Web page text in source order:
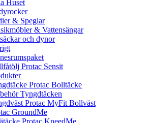
Huset
& Speglar
& Vattensängar
och dynor
Protac Sensit
Protac Bolltäcke
Tyngdtäcken
Protac MyFit Bollväst
GroundMe
Protac KneedMe